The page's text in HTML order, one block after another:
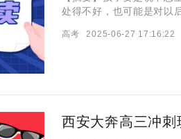
处得不好，也可能是对以
高考 2025-06-27 17:16:22
西安大奔高三冲刺